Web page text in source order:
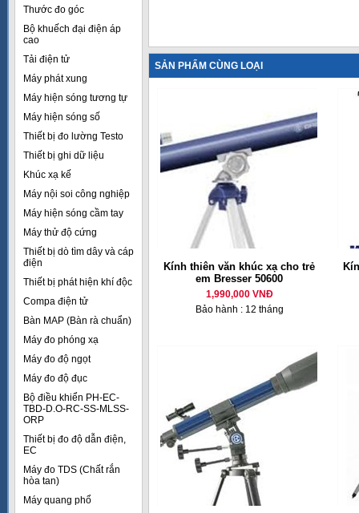
Thước đo góc
Bộ khuếch đại điện áp
cao
Tải điện tử
Máy phát xung
Máy hiện sóng tương tự
Máy hiện sóng số
Thiết bị đo lường Testo
Thiết bị ghi dữ liệu
Khúc xạ kế
Máy nội soi công nghiệp
Máy hiện sóng cầm tay
Máy thử độ cứng
Thiết bị dò tìm dây và cáp
điện
Thiết bị phát hiện khí độc
Compa điện tử
Bàn MAP (Bàn rà chuẩn)
Máy đo phóng xạ
Máy đo độ ngọt
Máy đo độ đục
Bộ điều khiển PH-EC-
TBD-D.O-RC-SS-MLSS-
ORP
Thiết bị đo độ dẫn điện,
EC
Máy đo TDS (Chất rắn
hòa tan)
Máy quang phổ
SẢN PHẨM CÙNG LOẠI
Kính thiên văn khúc xạ cho trẻ
em Bresser 50600
1,990,000 VNĐ
Bảo hành : 12 tháng